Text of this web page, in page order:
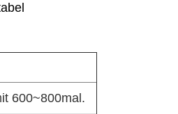
600~800mal.